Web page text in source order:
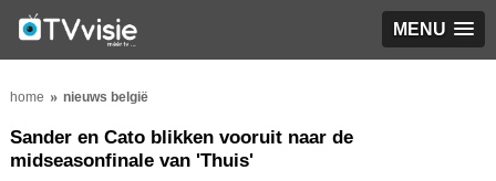
MENU
home nieuws belgië
Sander en Cato blikken vooruit naar de
midseasonfinale van 'Thuis'